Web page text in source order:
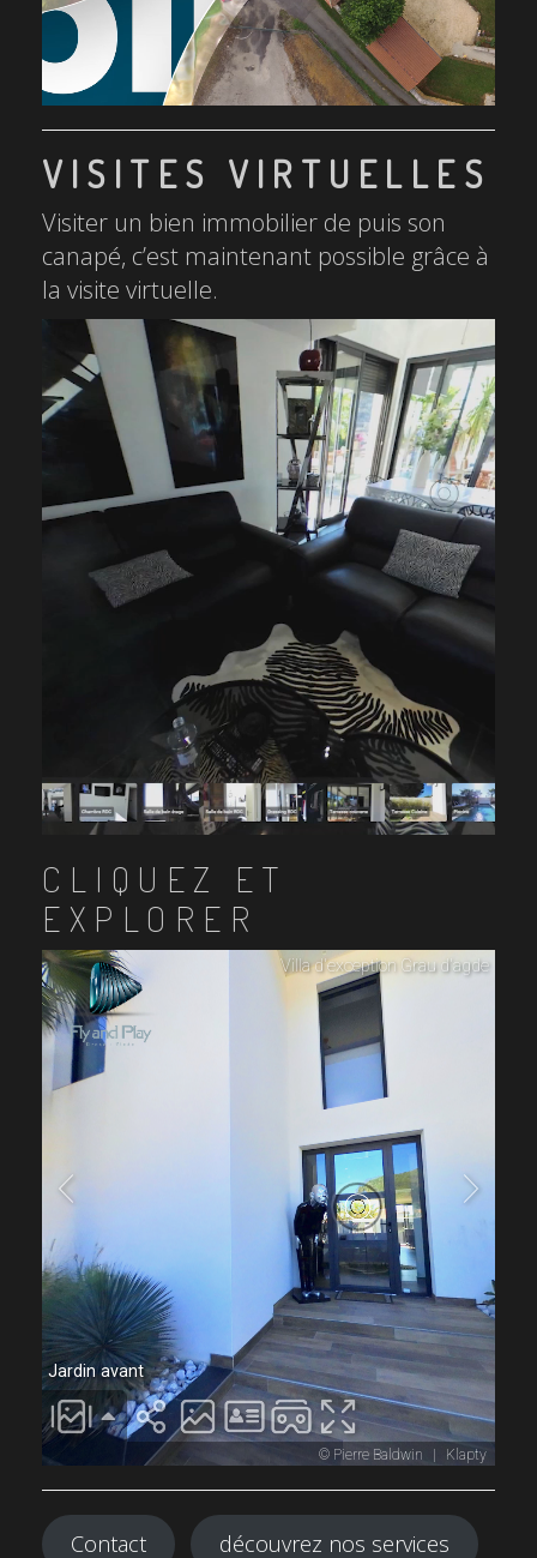
VISITES VIRTUELLES
Visiter un bien immobilier de puis son
canapé, c’est maintenant possible grâce à
la visite virtuelle.
CLIQUEZ ET
EXPLORER
Contact découvrez nos services